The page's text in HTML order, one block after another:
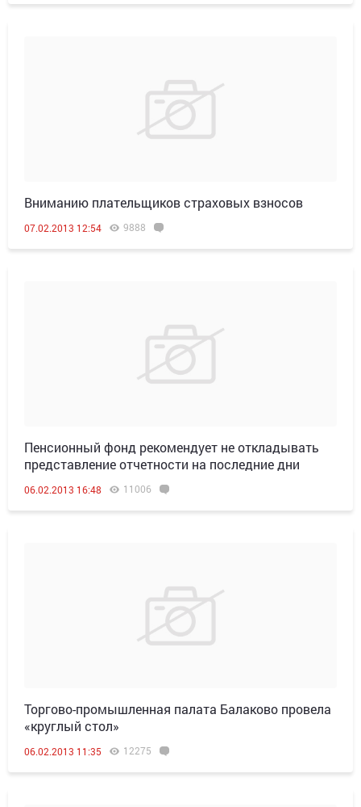
Вниманию плательщиков страховых взносов
07.02.2013 12:54 9888
Пенсионный фонд рекомендует не откладывать
представление отчетности на последние дни
06.02.2013 16:48 11006
Торгово-промышленная палата Балаково провела
«круглый стол»
06.02.2013 11:35 12275